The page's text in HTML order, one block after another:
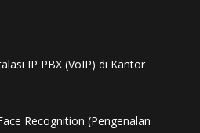
IP PBX (VoIP) di Kantor
Recognition (Pengenalan